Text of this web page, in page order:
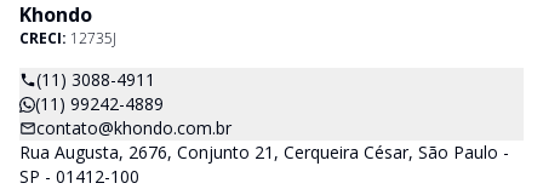
Khondo
CRECI: 12735J
(11) 3088-4911
(11) 99242-4889
contato@khondo.com.br
Rua Augusta, 2676, Conjunto 21, Cerqueira César, São Paulo -
SP - 01412-100